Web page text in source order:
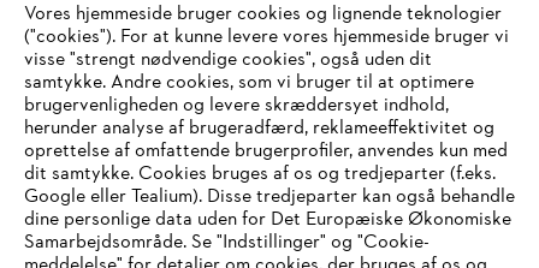
Virksomheden
STIHL FAQ
Service
Vores hjemmeside bruger cookies og lignende teknologier
("cookies"). For at kunne levere vores hjemmeside bruger vi
visse "strengt nødvendige cookies", også uden dit
samtykke. Andre cookies, som vi bruger til at optimere
brugervenligheden og levere skræddersyet indhold,
herunder analyse af brugeradfærd, reklameeffektivitet og
oprettelse af omfattende brugerprofiler, anvendes kun med
dit samtykke. Cookies bruges af os og tredjeparter (f.eks.
Google eller Tealium). Disse tredjeparter kan også behandle
dine personlige data uden for Det Europæiske Økonomiske
Samarbejdsområde. Se "Indstillinger" og "Cookie-